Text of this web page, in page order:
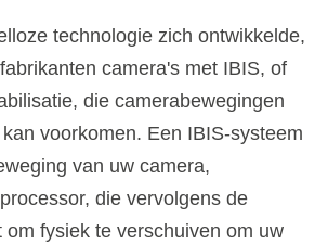
technologie zich ontwikkelde,
camera's met IBIS, of
die camerabewegingen
voorkomen. Een IBIS-systeem
van uw camera,
die vervolgens de
om fysiek te verschuiven om uw